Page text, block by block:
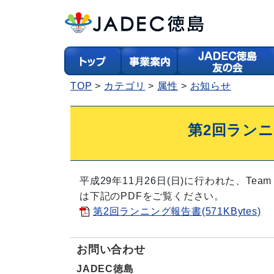
TOP カテゴリ 属性 お知らせ
第2回ラン
平成29年11月26日(日)に行われた、
は下記のPDFをご覧ください。
第2回ランニング報告書(571KBytes)
お問い合わせ
JADEC徳島